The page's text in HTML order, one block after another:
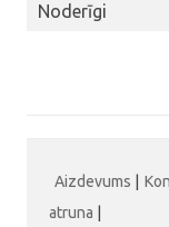
Noderīgi
Aizdevums
atruna